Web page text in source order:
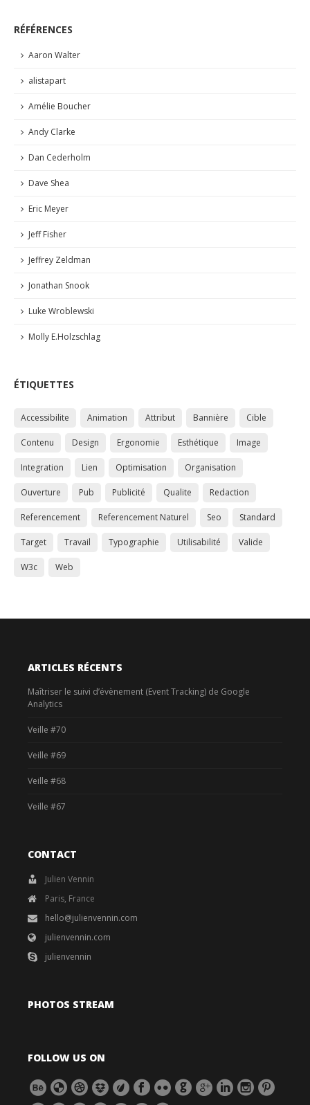
RÉFÉRENCES
Aaron Walter
alistapart
Amélie Boucher
Andy Clarke
Dan Cederholm
Dave Shea
Eric Meyer
Jeff Fisher
Jeffrey Zeldman
Jonathan Snook
Luke Wroblewski
Molly E.Holzschlag
ÉTIQUETTES
Accessibilite Animation Attribut Bannière Cible
Contenu Design Ergonomie Esthétique Image
Integration Lien Optimisation Organisation
Ouverture Pub Publicité Qualite Redaction
Referencement Referencement Naturel Seo Standard
Target Travail Typographie Utilisabilité Valide
W3c Web
ARTICLES RÉCENTS
Maîtriser le suivi d’évènement (Event Tracking) de Google
Analytics
Veille #70
Veille #69
Veille #68
Veille #67
CONTACT
Julien Vennin
Paris, France
hello@julienvennin.com
julienvennin.com
julienvennin
PHOTOS STREAM
FOLLOW US ON